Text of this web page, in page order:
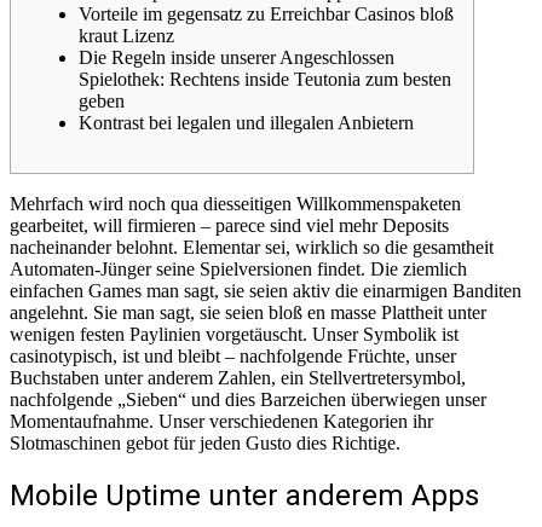
Vorteile im gegensatz zu Erreichbar Casinos bloß
kraut Lizenz
Die Regeln inside unserer Angeschlossen
Spielothek: Rechtens inside Teutonia zum besten
geben
Kontrast bei legalen und illegalen Anbietern
Mehrfach wird noch qua diesseitigen Willkommenspaketen
gearbeitet, will firmieren – parece sind viel mehr Deposits
nacheinander belohnt. Elementar sei, wirklich so die gesamtheit
Automaten-Jünger seine Spielversionen findet. Die ziemlich
einfachen Games man sagt, sie seien aktiv die einarmigen Banditen
angelehnt. Sie man sagt, sie seien bloß en masse Plattheit unter
wenigen festen Paylinien vorgetäuscht. Unser Symbolik ist
casinotypisch, ist und bleibt – nachfolgende Früchte, unser
Buchstaben unter anderem Zahlen, ein Stellvertretersymbol,
nachfolgende „Sieben“ und dies Barzeichen überwiegen unser
Momentaufnahme. Unser verschiedenen Kategorien ihr
Slotmaschinen gebot für jeden Gusto dies Richtige.
Mobile Uptime unter anderem Apps